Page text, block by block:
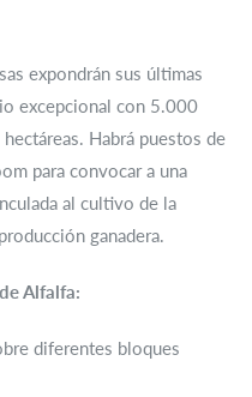
expondrán sus últimas
excepcional con 5.000
Habrá puestos de
para convocar a una
al cultivo de la
ganadera.
Alfalfa:
diferentes bloques